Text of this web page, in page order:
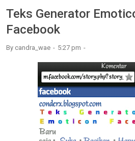
Teks Generator
Facebook
By candra_wae 5:27 pm